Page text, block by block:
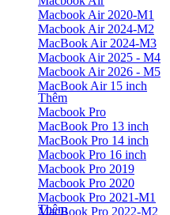
Macbook Air 2020-M1
Macbook Air 2024-M2
MacBook Air 2024-M3
Macbook Air 2025 - M4
Macbook Air 2026 - M5
MacBook Air 15 inch
Thêm
Macbook Pro
MacBook Pro 13 inch
MacBook Pro 14 inch
Macbook Pro 16 inch
Macbook Pro 2019
Macbook Pro 2020
Macbook Pro 2021-M1
MacBook Pro 2022-M2
Thêm